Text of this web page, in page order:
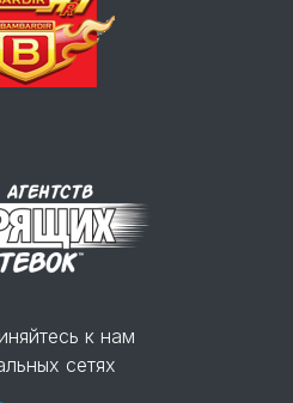
к нам
сетях